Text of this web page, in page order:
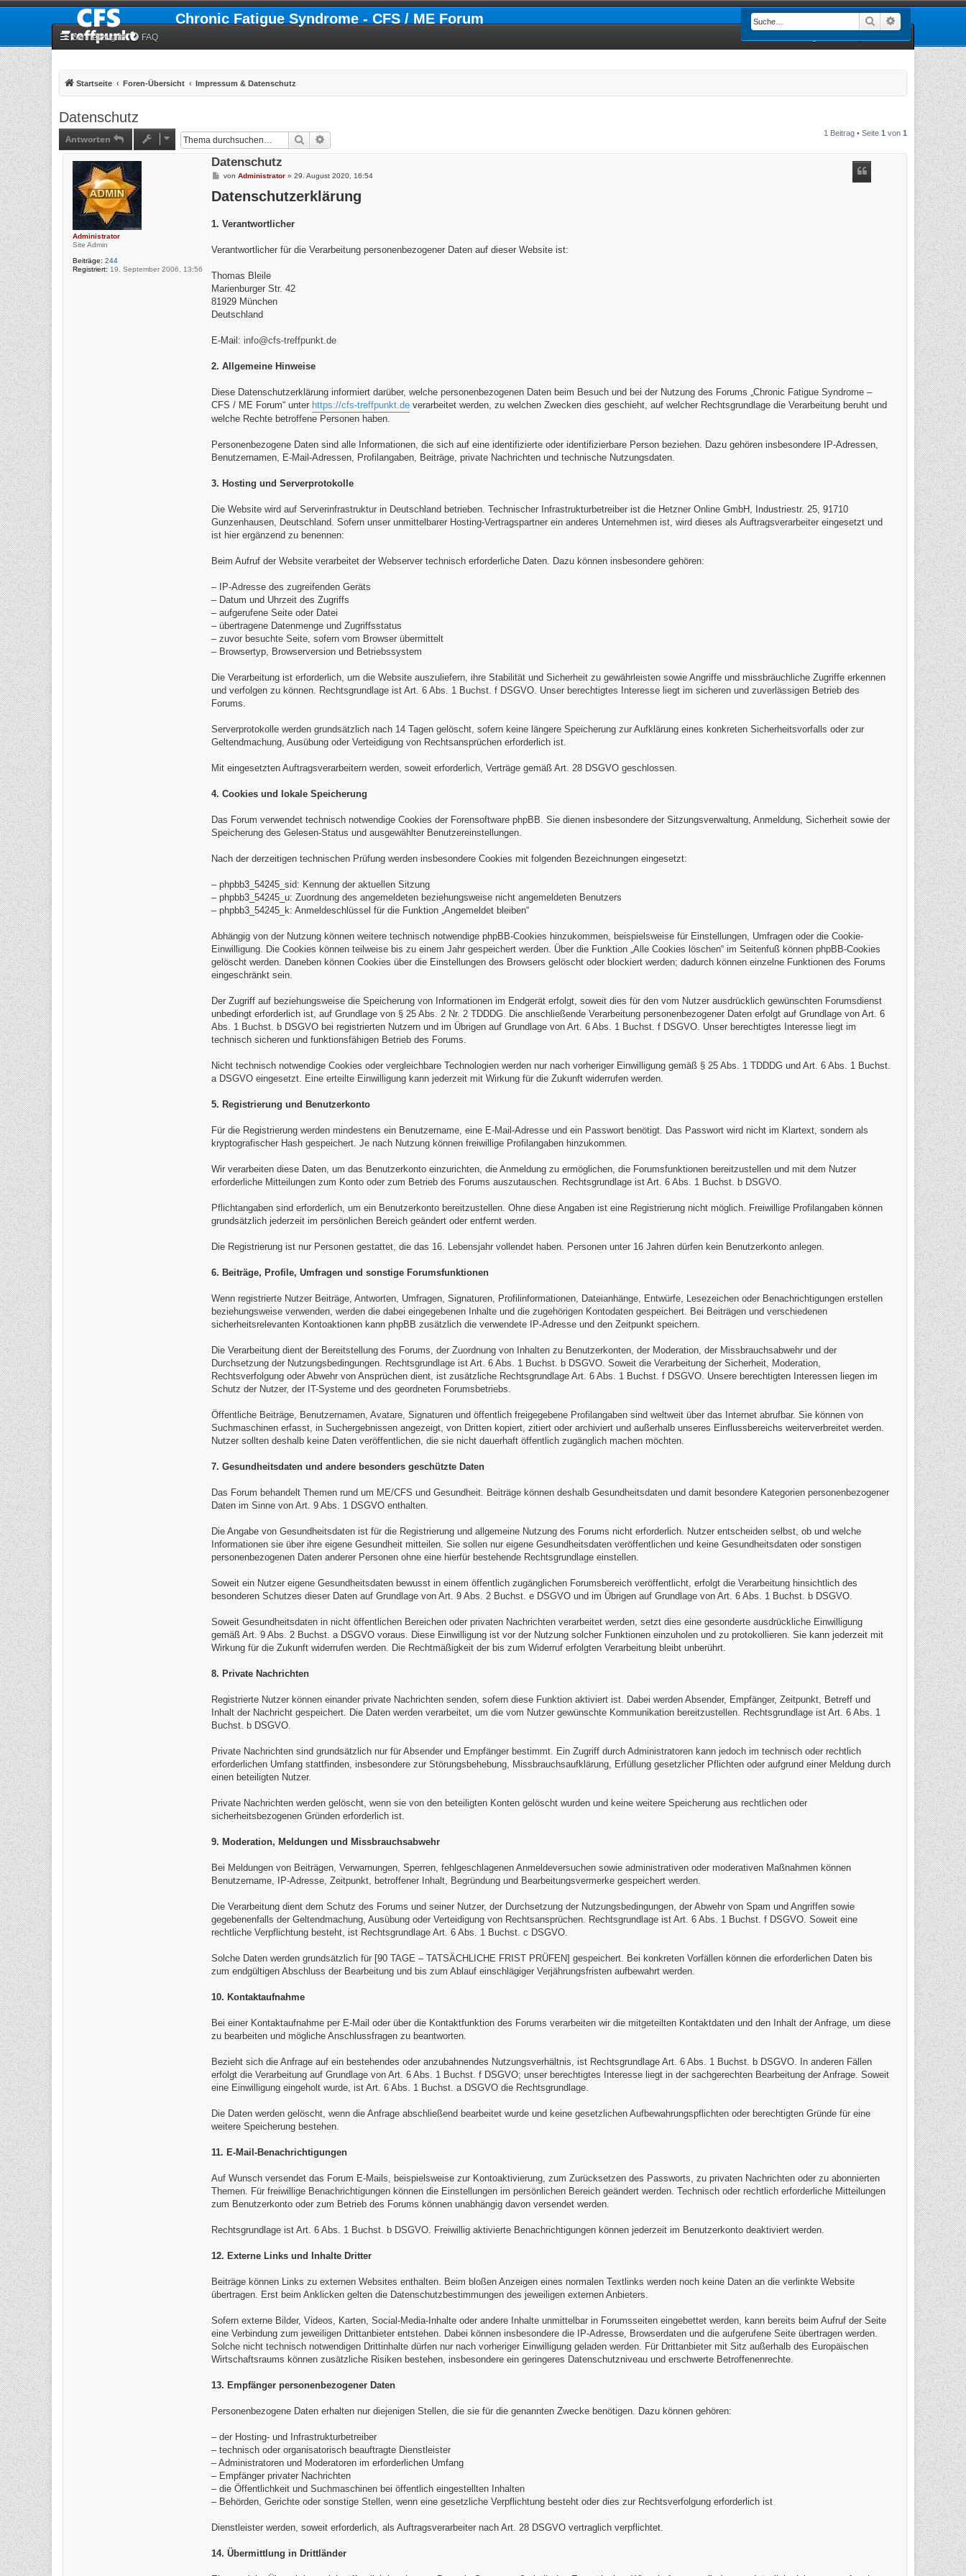
Chronic Fatigue Syndrome - CFS / ME Forum Suche
Schnellzugriff FAQ
Startseite Foren-Übersicht Impressum & Datenschutz
Datenschutz
Antworten Suche 1 Beitrag • Seite 1 von 1
Administrator
Site Admin
Beiträge: 244
Registriert: 19. September 2006, 13:56
Datenschutz
B
i
t
g
von Administrator» 29. August 2020, 16:54
Datenschutzerklärung
1. Verantwortlicher
Verantwortlicher für die Verarbeitung personenbezogener Daten auf dieser Website ist:
Thomas Bleile
Marienburger Str. 42
81929 München
Deutschland
E-Mail: info@cfs-treffpunkt.de
2. Allgemeine Hinweise
Diese Datenschutzerklärung informiert darüber, welche personenbezogenen Daten beim Besuch und bei der Nutzung des Forums „Chronic Fatigue Syndrome –
CFS / ME Forum“ unter https://cfs-treffpunkt.de verarbeitet werden, zu welchen Zwecken dies geschieht, auf welcher Rechtsgrundlage die Verarbeitung beruht und
welche Rechte betroffene Personen haben.
Personenbezogene Daten sind alle Informationen, die sich auf eine identifizierte oder identifizierbare Person beziehen. Dazu gehören insbesondere IP-Adressen,
Benutzernamen, E-Mail-Adressen, Profilangaben, Beiträge, private Nachrichten und technische Nutzungsdaten.
3. Hosting und Serverprotokolle
Die Website wird auf Serverinfrastruktur in Deutschland betrieben. Technischer Infrastrukturbetreiber ist die Hetzner Online GmbH, Industriestr. 25, 91710
Gunzenhausen, Deutschland. Sofern unser unmittelbarer Hosting-Vertragspartner ein anderes Unternehmen ist, wird dieses als Auftragsverarbeiter eingesetzt und
ist hier ergänzend zu benennen:
Beim Aufruf der Website verarbeitet der Webserver technisch erforderliche Daten. Dazu können insbesondere gehören:
– IP-Adresse des zugreifenden Geräts
– Datum und Uhrzeit des Zugriffs
– aufgerufene Seite oder Datei
– übertragene Datenmenge und Zugriffsstatus
– zuvor besuchte Seite, sofern vom Browser übermittelt
– Browsertyp, Browserversion und Betriebssystem
Die Verarbeitung ist erforderlich, um die Website auszuliefern, ihre Stabilität und Sicherheit zu gewährleisten sowie Angriffe und missbräuchliche Zugriffe erkennen
und verfolgen zu können. Rechtsgrundlage ist Art. 6 Abs. 1 Buchst. f DSGVO. Unser berechtigtes Interesse liegt im sicheren und zuverlässigen Betrieb des
Forums.
Serverprotokolle werden grundsätzlich nach 14 Tagen gelöscht, sofern keine längere Speicherung zur Aufklärung eines konkreten Sicherheitsvorfalls oder zur
Geltendmachung, Ausübung oder Verteidigung von Rechtsansprüchen erforderlich ist.
Mit eingesetzten Auftragsverarbeitern werden, soweit erforderlich, Verträge gemäß Art. 28 DSGVO geschlossen.
4. Cookies und lokale Speicherung
Das Forum verwendet technisch notwendige Cookies der Forensoftware phpBB. Sie dienen insbesondere der Sitzungsverwaltung, Anmeldung, Sicherheit sowie der
Speicherung des Gelesen-Status und ausgewählter Benutzereinstellungen.
Nach der derzeitigen technischen Prüfung werden insbesondere Cookies mit folgenden Bezeichnungen eingesetzt:
– phpbb3_54245_sid: Kennung der aktuellen Sitzung
– phpbb3_54245_u: Zuordnung des angemeldeten beziehungsweise nicht angemeldeten Benutzers
– phpbb3_54245_k: Anmeldeschlüssel für die Funktion „Angemeldet bleiben“
Abhängig von der Nutzung können weitere technisch notwendige phpBB-Cookies hinzukommen, beispielsweise für Einstellungen, Umfragen oder die Cookie-
Einwilligung. Die Cookies können teilweise bis zu einem Jahr gespeichert werden. Über die Funktion „Alle Cookies löschen“ im Seitenfuß können phpBB-Cookies
gelöscht werden. Daneben können Cookies über die Einstellungen des Browsers gelöscht oder blockiert werden; dadurch können einzelne Funktionen des Forums
eingeschränkt sein.
Der Zugriff auf beziehungsweise die Speicherung von Informationen im Endgerät erfolgt, soweit dies für den vom Nutzer ausdrücklich gewünschten Forumsdienst
unbedingt erforderlich ist, auf Grundlage von § 25 Abs. 2 Nr. 2 TDDDG. Die anschließende Verarbeitung personenbezogener Daten erfolgt auf Grundlage von Art. 6
Abs. 1 Buchst. b DSGVO bei registrierten Nutzern und im Übrigen auf Grundlage von Art. 6 Abs. 1 Buchst. f DSGVO. Unser berechtigtes Interesse liegt im
technisch sicheren und funktionsfähigen Betrieb des Forums.
Nicht technisch notwendige Cookies oder vergleichbare Technologien werden nur nach vorheriger Einwilligung gemäß § 25 Abs. 1 TDDDG und Art. 6 Abs. 1 Buchst.
a DSGVO eingesetzt. Eine erteilte Einwilligung kann jederzeit mit Wirkung für die Zukunft widerrufen werden.
5. Registrierung und Benutzerkonto
Für die Registrierung werden mindestens ein Benutzername, eine E-Mail-Adresse und ein Passwort benötigt. Das Passwort wird nicht im Klartext, sondern als
kryptografischer Hash gespeichert. Je nach Nutzung können freiwillige Profilangaben hinzukommen.
Wir verarbeiten diese Daten, um das Benutzerkonto einzurichten, die Anmeldung zu ermöglichen, die Forumsfunktionen bereitzustellen und mit dem Nutzer
erforderliche Mitteilungen zum Konto oder zum Betrieb des Forums auszutauschen. Rechtsgrundlage ist Art. 6 Abs. 1 Buchst. b DSGVO.
Pflichtangaben sind erforderlich, um ein Benutzerkonto bereitzustellen. Ohne diese Angaben ist eine Registrierung nicht möglich. Freiwillige Profilangaben können
grundsätzlich jederzeit im persönlichen Bereich geändert oder entfernt werden.
Die Registrierung ist nur Personen gestattet, die das 16. Lebensjahr vollendet haben. Personen unter 16 Jahren dürfen kein Benutzerkonto anlegen.
6. Beiträge, Profile, Umfragen und sonstige Forumsfunktionen
Wenn registrierte Nutzer Beiträge, Antworten, Umfragen, Signaturen, Profilinformationen, Dateianhänge, Entwürfe, Lesezeichen oder Benachrichtigungen erstellen
beziehungsweise verwenden, werden die dabei eingegebenen Inhalte und die zugehörigen Kontodaten gespeichert. Bei Beiträgen und verschiedenen
sicherheitsrelevanten Kontoaktionen kann phpBB zusätzlich die verwendete IP-Adresse und den Zeitpunkt speichern.
Die Verarbeitung dient der Bereitstellung des Forums, der Zuordnung von Inhalten zu Benutzerkonten, der Moderation, der Missbrauchsabwehr und der
Durchsetzung der Nutzungsbedingungen. Rechtsgrundlage ist Art. 6 Abs. 1 Buchst. b DSGVO. Soweit die Verarbeitung der Sicherheit, Moderation,
Rechtsverfolgung oder Abwehr von Ansprüchen dient, ist zusätzliche Rechtsgrundlage Art. 6 Abs. 1 Buchst. f DSGVO. Unsere berechtigten Interessen liegen im
Schutz der Nutzer, der IT-Systeme und des geordneten Forumsbetriebs.
Öffentliche Beiträge, Benutzernamen, Avatare, Signaturen und öffentlich freigegebene Profilangaben sind weltweit über das Internet abrufbar. Sie können von
Suchmaschinen erfasst, in Suchergebnissen angezeigt, von Dritten kopiert, zitiert oder archiviert und außerhalb unseres Einflussbereichs weiterverbreitet werden.
Nutzer sollten deshalb keine Daten veröffentlichen, die sie nicht dauerhaft öffentlich zugänglich machen möchten.
7. Gesundheitsdaten und andere besonders geschützte Daten
Das Forum behandelt Themen rund um ME/CFS und Gesundheit. Beiträge können deshalb Gesundheitsdaten und damit besondere Kategorien personenbezogener
Daten im Sinne von Art. 9 Abs. 1 DSGVO enthalten.
Die Angabe von Gesundheitsdaten ist für die Registrierung und allgemeine Nutzung des Forums nicht erforderlich. Nutzer entscheiden selbst, ob und welche
Informationen sie über ihre eigene Gesundheit mitteilen. Sie sollen nur eigene Gesundheitsdaten veröffentlichen und keine Gesundheitsdaten oder sonstigen
personenbezogenen Daten anderer Personen ohne eine hierfür bestehende Rechtsgrundlage einstellen.
Soweit ein Nutzer eigene Gesundheitsdaten bewusst in einem öffentlich zugänglichen Forumsbereich veröffentlicht, erfolgt die Verarbeitung hinsichtlich des
besonderen Schutzes dieser Daten auf Grundlage von Art. 9 Abs. 2 Buchst. e DSGVO und im Übrigen auf Grundlage von Art. 6 Abs. 1 Buchst. b DSGVO.
Soweit Gesundheitsdaten in nicht öffentlichen Bereichen oder privaten Nachrichten verarbeitet werden, setzt dies eine gesonderte ausdrückliche Einwilligung
gemäß Art. 9 Abs. 2 Buchst. a DSGVO voraus. Diese Einwilligung ist vor der Nutzung solcher Funktionen einzuholen und zu protokollieren. Sie kann jederzeit mit
Wirkung für die Zukunft widerrufen werden. Die Rechtmäßigkeit der bis zum Widerruf erfolgten Verarbeitung bleibt unberührt.
8. Private Nachrichten
Registrierte Nutzer können einander private Nachrichten senden, sofern diese Funktion aktiviert ist. Dabei werden Absender, Empfänger, Zeitpunkt, Betreff und
Inhalt der Nachricht gespeichert. Die Daten werden verarbeitet, um die vom Nutzer gewünschte Kommunikation bereitzustellen. Rechtsgrundlage ist Art. 6 Abs. 1
Buchst. b DSGVO.
Private Nachrichten sind grundsätzlich nur für Absender und Empfänger bestimmt. Ein Zugriff durch Administratoren kann jedoch im technisch oder rechtlich
erforderlichen Umfang stattfinden, insbesondere zur Störungsbehebung, Missbrauchsaufklärung, Erfüllung gesetzlicher Pflichten oder aufgrund einer Meldung durch
einen beteiligten Nutzer.
Private Nachrichten werden gelöscht, wenn sie von den beteiligten Konten gelöscht wurden und keine weitere Speicherung aus rechtlichen oder
sicherheitsbezogenen Gründen erforderlich ist.
9. Moderation, Meldungen und Missbrauchsabwehr
Bei Meldungen von Beiträgen, Verwarnungen, Sperren, fehlgeschlagenen Anmeldeversuchen sowie administrativen oder moderativen Maßnahmen können
Benutzername, IP-Adresse, Zeitpunkt, betroffener Inhalt, Begründung und Bearbeitungsvermerke gespeichert werden.
Die Verarbeitung dient dem Schutz des Forums und seiner Nutzer, der Durchsetzung der Nutzungsbedingungen, der Abwehr von Spam und Angriffen sowie
gegebenenfalls der Geltendmachung, Ausübung oder Verteidigung von Rechtsansprüchen. Rechtsgrundlage ist Art. 6 Abs. 1 Buchst. f DSGVO. Soweit eine
rechtliche Verpflichtung besteht, ist Rechtsgrundlage Art. 6 Abs. 1 Buchst. c DSGVO.
Solche Daten werden grundsätzlich für [90 TAGE – TATSÄCHLICHE FRIST PRÜFEN] gespeichert. Bei konkreten Vorfällen können die erforderlichen Daten bis
zum endgültigen Abschluss der Bearbeitung und bis zum Ablauf einschlägiger Verjährungsfristen aufbewahrt werden.
10. Kontaktaufnahme
Bei einer Kontaktaufnahme per E-Mail oder über die Kontaktfunktion des Forums verarbeiten wir die mitgeteilten Kontaktdaten und den Inhalt der Anfrage, um diese
zu bearbeiten und mögliche Anschlussfragen zu beantworten.
Bezieht sich die Anfrage auf ein bestehendes oder anzubahnendes Nutzungsverhältnis, ist Rechtsgrundlage Art. 6 Abs. 1 Buchst. b DSGVO. In anderen Fällen
erfolgt die Verarbeitung auf Grundlage von Art. 6 Abs. 1 Buchst. f DSGVO; unser berechtigtes Interesse liegt in der sachgerechten Bearbeitung der Anfrage. Soweit
eine Einwilligung eingeholt wurde, ist Art. 6 Abs. 1 Buchst. a DSGVO die Rechtsgrundlage.
Die Daten werden gelöscht, wenn die Anfrage abschließend bearbeitet wurde und keine gesetzlichen Aufbewahrungspflichten oder berechtigten Gründe für eine
weitere Speicherung bestehen.
11. E-Mail-Benachrichtigungen
Auf Wunsch versendet das Forum E-Mails, beispielsweise zur Kontoaktivierung, zum Zurücksetzen des Passworts, zu privaten Nachrichten oder zu abonnierten
Themen. Für freiwillige Benachrichtigungen können die Einstellungen im persönlichen Bereich geändert werden. Technisch oder rechtlich erforderliche Mitteilungen
zum Benutzerkonto oder zum Betrieb des Forums können unabhängig davon versendet werden.
Rechtsgrundlage ist Art. 6 Abs. 1 Buchst. b DSGVO. Freiwillig aktivierte Benachrichtigungen können jederzeit im Benutzerkonto deaktiviert werden.
12. Externe Links und Inhalte Dritter
Beiträge können Links zu externen Websites enthalten. Beim bloßen Anzeigen eines normalen Textlinks werden noch keine Daten an die verlinkte Website
übertragen. Erst beim Anklicken gelten die Datenschutzbestimmungen des jeweiligen externen Anbieters.
Sofern externe Bilder, Videos, Karten, Social-Media-Inhalte oder andere Inhalte unmittelbar in Forumsseiten eingebettet werden, kann bereits beim Aufruf der Seite
eine Verbindung zum jeweiligen Drittanbieter entstehen. Dabei können insbesondere die IP-Adresse, Browserdaten und die aufgerufene Seite übertragen werden.
Solche nicht technisch notwendigen Drittinhalte dürfen nur nach vorheriger Einwilligung geladen werden. Für Drittanbieter mit Sitz außerhalb des Europäischen
Wirtschaftsraums können zusätzliche Risiken bestehen, insbesondere ein geringeres Datenschutzniveau und erschwerte Betroffenenrechte.
13. Empfänger personenbezogener Daten
Personenbezogene Daten erhalten nur diejenigen Stellen, die sie für die genannten Zwecke benötigen. Dazu können gehören:
– der Hosting- und Infrastrukturbetreiber
– technisch oder organisatorisch beauftragte Dienstleister
– Administratoren und Moderatoren im erforderlichen Umfang
– Empfänger privater Nachrichten
– die Öffentlichkeit und Suchmaschinen bei öffentlich eingestellten Inhalten
– Behörden, Gerichte oder sonstige Stellen, wenn eine gesetzliche Verpflichtung besteht oder dies zur Rechtsverfolgung erforderlich ist
Dienstleister werden, soweit erforderlich, als Auftragsverarbeiter nach Art. 28 DSGVO vertraglich verpflichtet.
14. Übermittlung in Drittländer